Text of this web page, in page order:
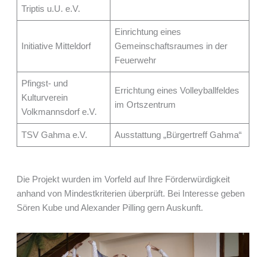
Triptis u.U. e.V.
Initiative Mitteldorf
Einrichtung eines
Gemeinschaftsraumes in der
Feuerwehr
Pfingst- und
Kulturverein
Volkmannsdorf e.V.
Errichtung eines Volleyballfeldes
im Ortszentrum
TSV Gahma e.V. Ausstattung „Bürgertreff Gahma“
Die Projekt wurden im Vorfeld auf Ihre Förderwürdigkeit
anhand von Mindestkriterien überprüft. Bei Interesse geben
Sören Kube und Alexander Pilling gern Auskunft.